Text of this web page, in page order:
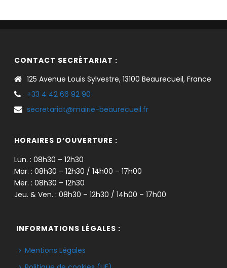
CONTACT SECRÉTARIAT :
125 Avenue Louis Sylvestre, 13100 Beaurecueil, France
+33 4 42 66 92 90
secretariat@mairie-beaurecueil.fr
HORAIRES D’OUVERTURE :
Lun. : 08h30 – 12h30
Mar. : 08h30 – 12h30 / 14h00 – 17h00
Mer. : 08h30 – 12h30
Jeu. & Ven. : 08h30 – 12h30 / 14h00 – 17h00
INFORMATIONS LÉGALES :
Mentions Légales